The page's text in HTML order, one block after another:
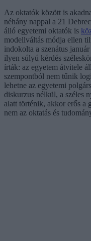
Az oktatók között is
néhány nappal a 21
álló egyetemi oktatók is
modellváltás módja ellen
indokolta a szenátus
ilyen súlyú kérdés
írták: az egyetem átvitele
szempontból nem tűnik
lehetne az egyetemi
diskurzus nélkül, a széles
alatt történik, akkor erős a
nem az oktatás és